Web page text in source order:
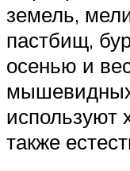
земель,
пастбищ,
осенью и
используют
также